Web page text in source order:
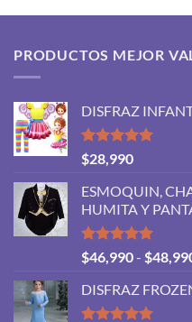
PRODUCTOS MEJOR
DISFRAZ
Valorado
con
de 5
$28,990
ESMOQUIN,
HUMITA Y
Valorado
con
de 5
$46,990- $
DISFRAZ